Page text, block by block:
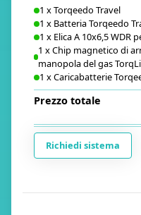
1 xTorqeedo Travel
1 x Batteria Torqeedo
1 x Elica A 10x6,5 WDR
1 xChip magnetico di
manopola del gas
1 xCaricabatterie
Prezzo totale
Richiedi sistema